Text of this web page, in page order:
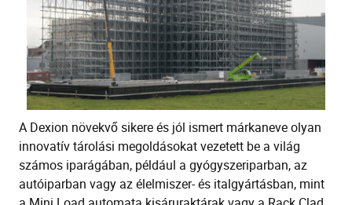
A Dexion növekvő sikere és jól ismert márkaneve olyan
innovatív tárolási megoldásokat vezetett be a világ
számos iparágában, például a gyógyszeriparban, az
autóiparban vagy az élelmiszer- és italgyártásban, mint